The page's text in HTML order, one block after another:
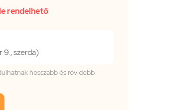
rendelhető
szerda)
hosszabb és rövidebb